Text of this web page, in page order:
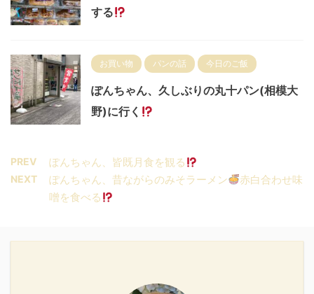
する
お買い物 パンの話 今日のご飯
ぽんちゃん、久しぶりの丸十パン(相模大
野)に行く
PREV ぽんちゃん、皆既月食を観る
NEXT ぽんちゃん、昔ながらのみそラーメン
赤白合わせ味
噌を食べる